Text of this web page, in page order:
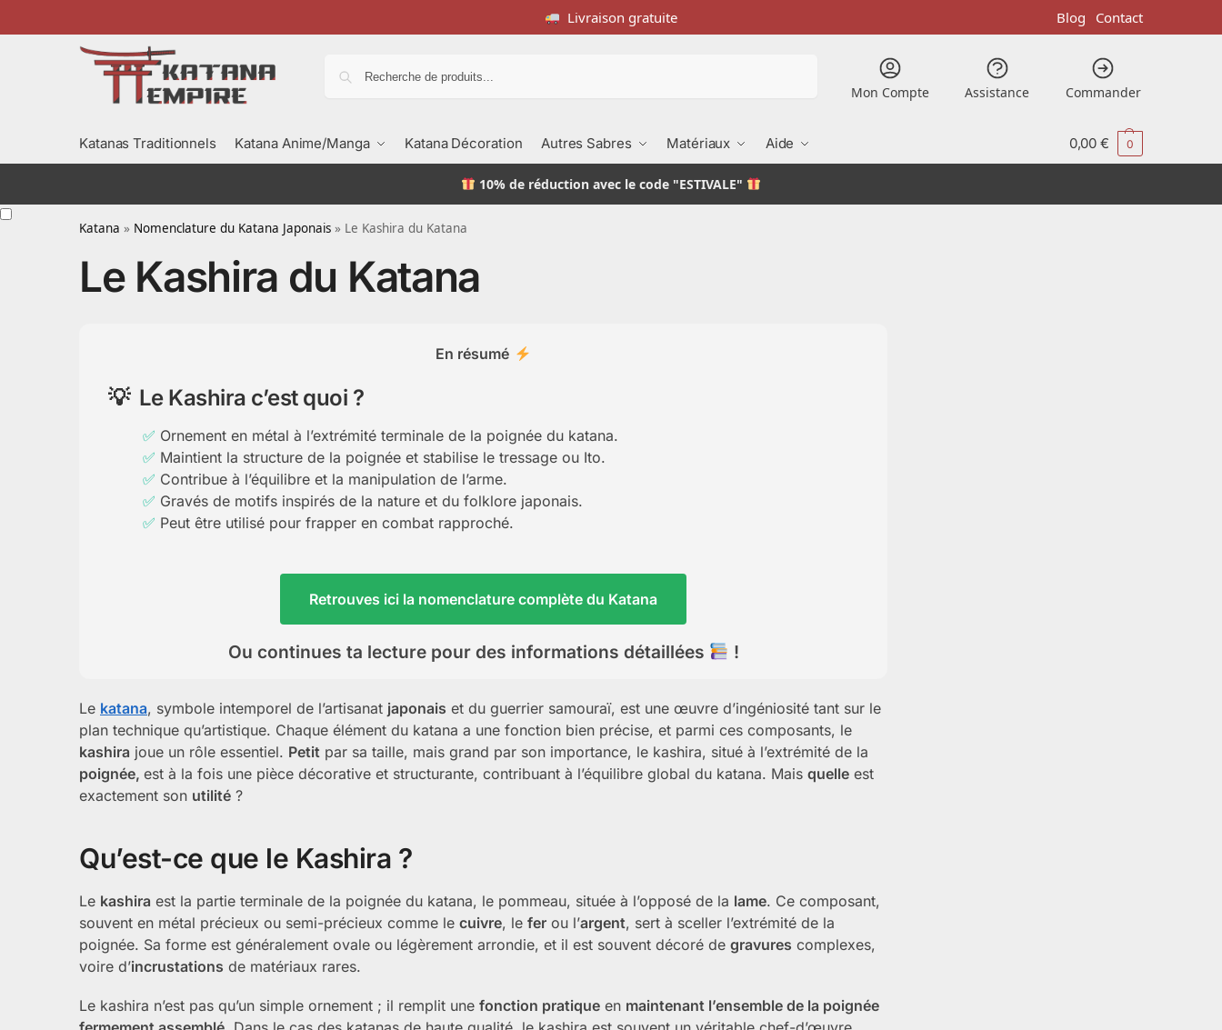
Livraison gratuite Blog Contact
Mon Compte Assistance Commander
Katanas Traditionnels Katana Anime/Manga Katana Décoration Autres Sabres Matériaux Aide 0,00€ 0
10% de réduction avec le code "ESTIVALE"
Katana » Nomenclature du Katana Japonais » Le Kashira du Katana
Le Kashira du Katana
En résumé
Le Kashira c’est quoi ?
Ornement en métal à l’extrémité terminale de la poignée du katana.
Maintient la structure de la poignée et stabilise le tressage ou Ito.
Contribue à l’équilibre et la manipulation de l’arme.
Gravés de motifs inspirés de la nature et du folklore japonais.
Peut être utilisé pour frapper en combat rapproché.
Retrouves ici la nomenclature complète du Katana
Ou continues ta lecture pour des informations détaillées !
Le katana, symbole intemporel de l’artisanat japonais et du guerrier samouraï, est une œuvre d’ingéniosité tant sur le
plan technique qu’artistique. Chaque élément du katana a une fonction bien précise, et parmi ces composants, le
kashira joue un rôle essentiel. Petit par sa taille, mais grand par son importance, le kashira, situé à l’extrémité de la
poignée, est à la fois une pièce décorative et structurante, contribuant à l’équilibre global du katana. Mais quelle est
exactement son utilité ?
Qu’est-ce que le Kashira ?
Le kashira est la partie terminale de la poignée du katana, le pommeau, située à l’opposé de la lame. Ce composant,
souvent en métal précieux ou semi-précieux comme le cuivre, le fer ou l’argent, sert à sceller l’extrémité de la
poignée. Sa forme est généralement ovale ou légèrement arrondie, et il est souvent décoré de gravures complexes,
voire d’incrustations de matériaux rares.
Le kashira n’est pas qu’un simple ornement ; il remplit une fonction pratique en maintenant l’ensemble de la poignée